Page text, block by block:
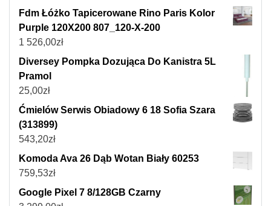
Fdm Łóżko Tapicerowane Rino Paris Kolor
Purple 120X200 807_120-X-200
1 526,00zł
Diversey Pompka Dozująca Do Kanistra 5L
Pramol
25,00zł
Ćmielów Serwis Obiadowy 6 18 Sofia Szara
(313899)
543,20zł
Komoda Ava 26 Dąb Wotan Biały 60253
759,53zł
Google Pixel 7 8/128GB Czarny